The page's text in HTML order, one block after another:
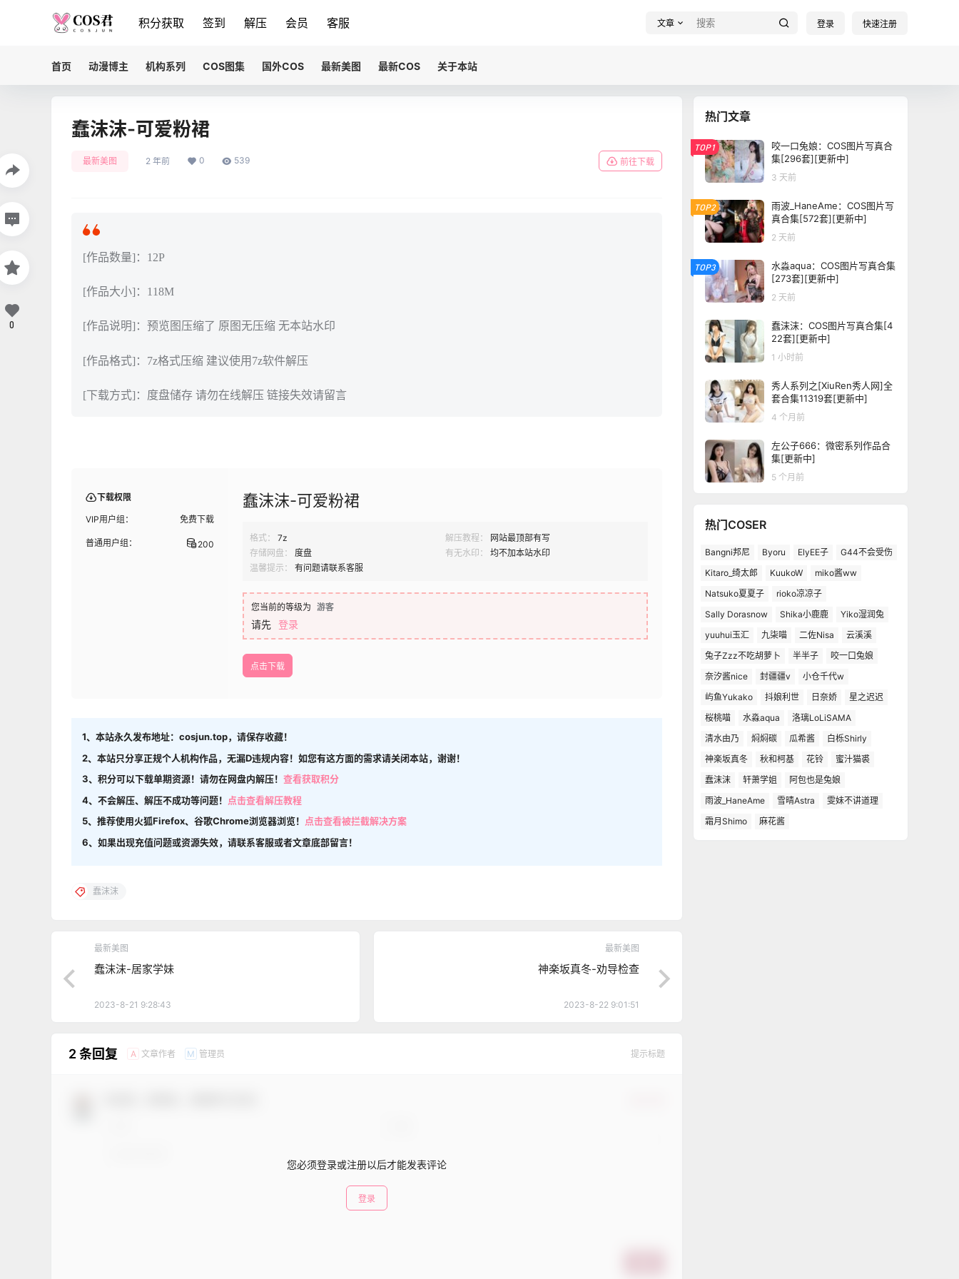
积分获取 签到 解压 会员 客服 文章 登录 快速注册
首页 动漫博主 机构系列 COS图集 国外COS 最新美图 最新COS 关于本站
蠢沫沫-可爱粉裙
最新美图 2 年前 0 539 前往下载
[作品数量]：12P
[作品大小]：118M
[作品说明]：预览图压缩了 原图无压缩 无本站水印
[作品格式]：7z格式压缩 建议使用7z软件解压
[下载方式]：度盘储存 请勿在线解压 链接失效请留言
下载权限
VIP用户组： 免费下载
普通用户组： 200
蠢沫沫-可爱粉裙
格式： 7z 解压教程：
网站最顶部有写
存储网盘：
度盘 有无水印：
均不加本站水印
温馨提示：
有问题请联系客服
您当前的等级为 游客
请先 登录
点击下载
1、本站永久发布地址：cosjun.top，请保存收藏！
2、本站只分享正规个人机构作品，无漏D违规内容！如您有这方面的需求请关闭本站，谢谢！
3、积分可以下载单期资源！请勿在网盘内解压！ 查看获取积分
4、不会解压、解压不成功等问题！
点击查看解压教程
5、推荐使用火狐Firefox、谷歌Chrome浏览器浏览！ 点击查看被拦截解决方案
6、如果出现充值问题或资源失效，请联系客服或者文章底部留言！
0
蠢沫沫
最新美图
蠢沫沫-居家学妹
2023-8-21 9:28:43
最新美图
神楽坂真冬-劝导检查
2023-8-22 9:01:51
2 条回复 A 文章作者 M 管理员 提示标题
您必须登录或注册以后才能发表评论
登录
热门文章
TOP1
咬一口兔娘：COS图片写真合
集[296套][更新中]
3 天前
TOP2
雨波_HaneAme：COS图片写
真合集[572套][更新中]
2 天前
TOP3
水淼aqua：COS图片写真合集
[273套][更新中]
2 天前
蠢沫沫：COS图片写真合集[4
22套][更新中]
1 小时前
秀人系列之[XiuRen秀人网]全
套合集11319套[更新中]
4 个月前
左公子666：微密系列作品合
集[更新中]
5 个月前
热门COSER
Bangni邦尼 Byoru ElyEE子
G44不会受伤
Kitaro_绮太郎
KuukoW
miko酱ww
Natsuko夏夏子
rioko凉凉子
Sally Dorasnow
Shika小鹿鹿
Yiko湿润兔
yuuhui玉汇
九柒喵 二佐Nisa
云溪溪
兔子Zzz不吃胡萝卜
半半子
咬一口兔娘
奈汐酱nice
封疆疆v
小仓千代w
屿鱼Yukako
抖娘利世 日奈娇
星之迟迟
桜桃喵
水淼aqua
洛璃LoLiSAMA
清水由乃
焖焖碳 瓜希酱
白栎Shirly
神楽坂真冬
秋和柯基 花铃
蜜汁猫裘
蠢沫沫
轩萧学姐
阿包也是兔娘
雨波_HaneAme
雪晴Astra
雯妹不讲道理
霜月Shimo
麻花酱